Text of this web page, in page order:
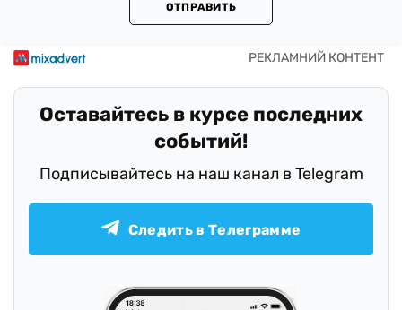
ОТПРАВИТЬ
Оставайтесь в курсе последних
событий!
Подписывайтесь на наш канал в Telegram
Следить в Телеграмме